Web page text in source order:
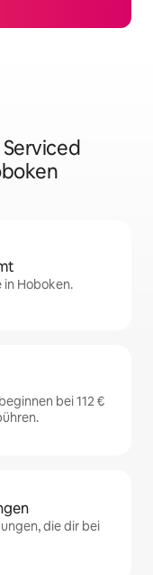
Hoboken.
bei 112 €
die dir bei